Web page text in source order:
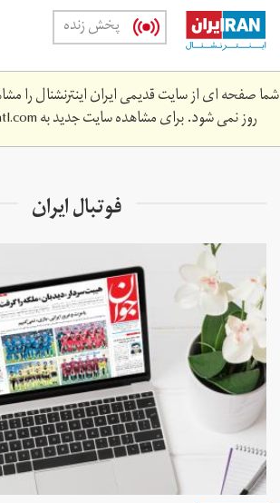
Skip
main
content
پخش زنده
شما صفحه ای از سایت قدیمی ایران اینترنشنال را
روز نمی شود. برای مشاهده سایت جدید به
فوتبال ایران